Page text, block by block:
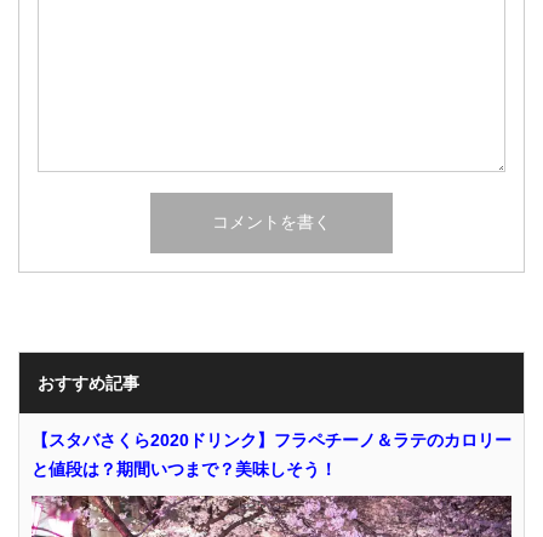
おすすめ記事
【スタバさくら2020ドリンク】フラペチーノ＆ラテのカロリー
と値段は？期間いつまで？美味しそう！